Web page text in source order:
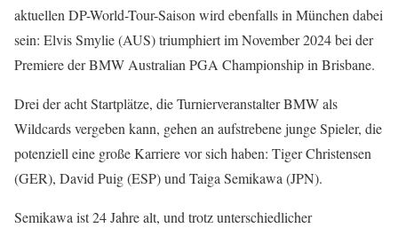
aktuellen DP-World-Tour-Saison wird ebenfalls in München dabei
sein: Elvis Smylie (AUS) triumphiert im November 2024 bei der
Premiere der BMW Australian PGA Championship in Brisbane.
Drei der acht Startplätze, die Turnierveranstalter BMW als
Wildcards vergeben kann, gehen an aufstrebene junge Spieler, die
potenziell eine große Karriere vor sich haben: Tiger Christensen
(GER), David Puig (ESP) und Taiga Semikawa (JPN).
Semikawa ist 24 Jahre alt, und trotz unterschiedlicher